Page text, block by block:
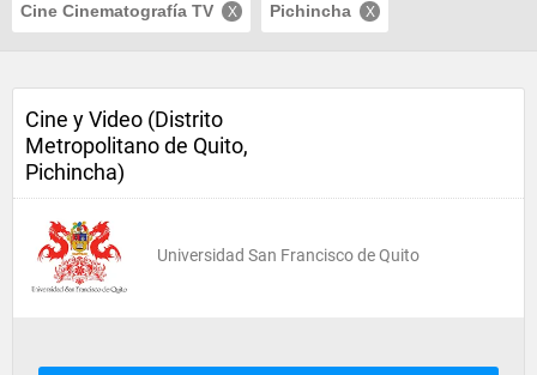
Cine Cinematografía TV Pichincha
Cine y Video (Distrito
Metropolitano de Quito,
Pichincha)
Universidad San Francisco de Quito